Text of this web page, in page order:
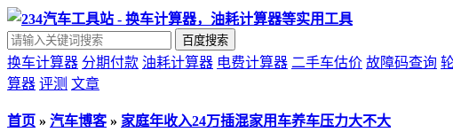
百度搜索
换车计算器 分期付款 油耗计算器 电费计算器 二手车估价 故障码查询
算器 评测 文章
首页 » 汽车博客» 家庭年收入24万插混家用车养车压力大不大